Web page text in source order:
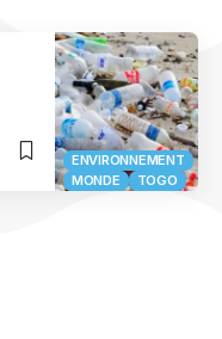
ENVIRONNEMENT
MONDE
TOGO